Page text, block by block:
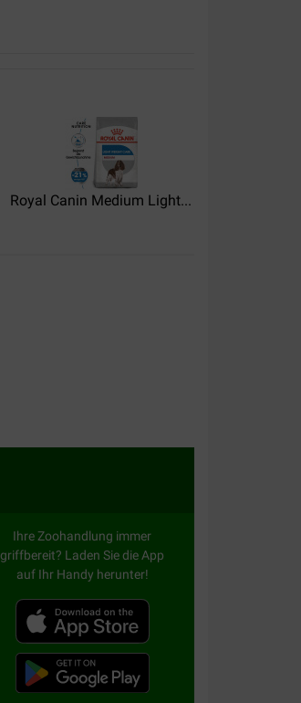
Royal Canin Medium Light...
Ihre Zoohandlung immer
griffbereit? Laden Sie die App
auf Ihr Handy herunter!